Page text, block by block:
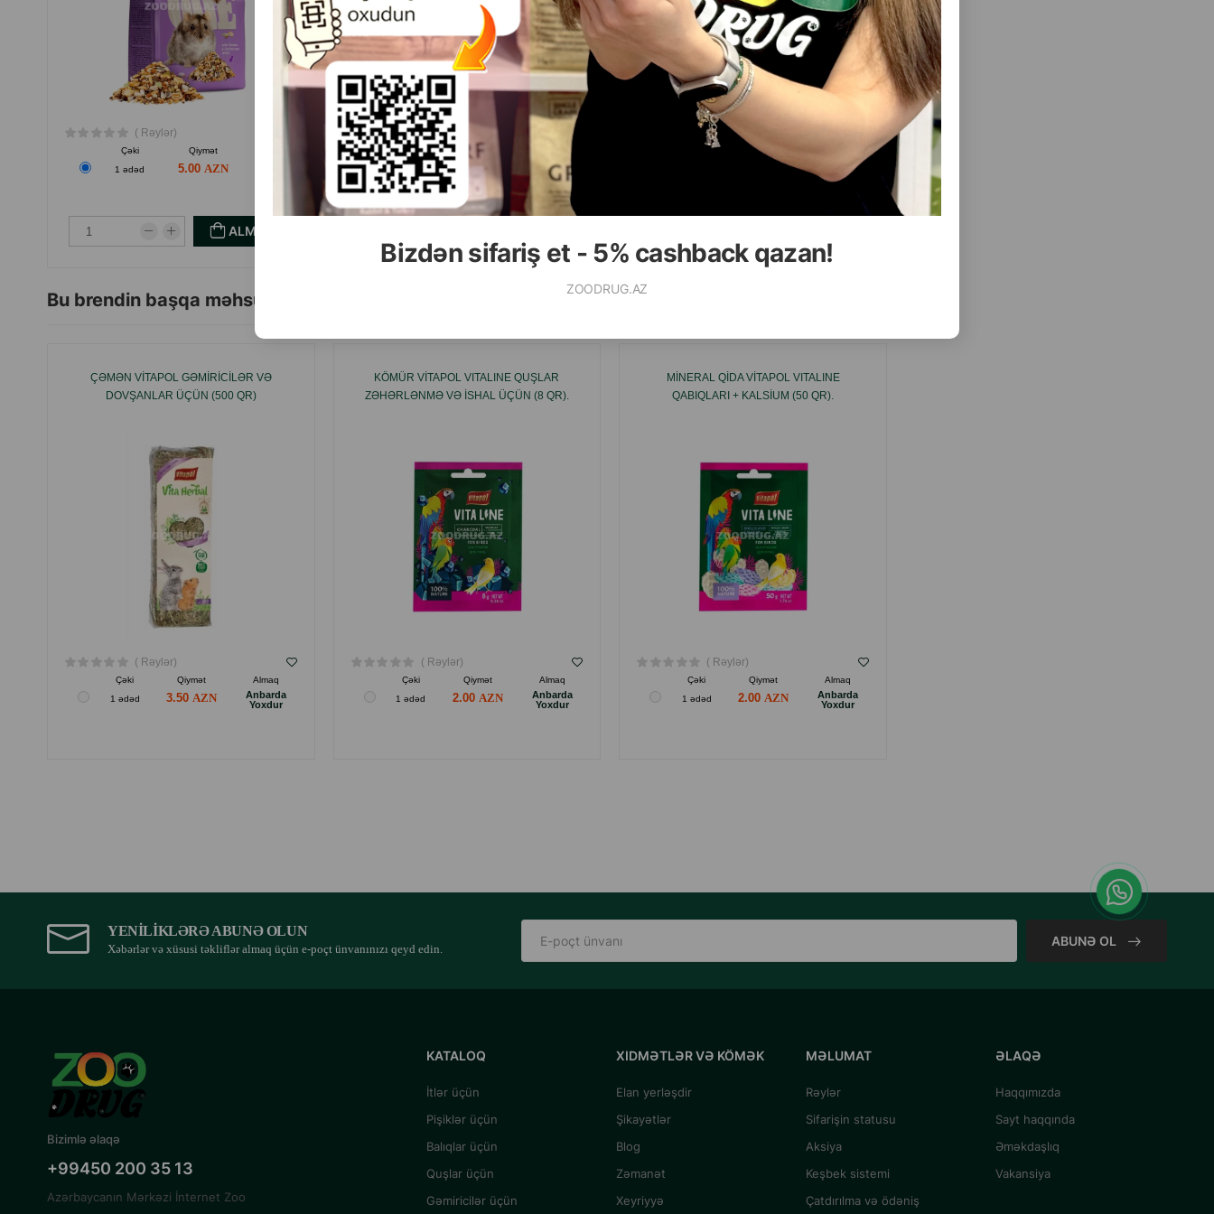
Bizdən sifariş et - 5% cashback qazan!
ZOODRUG.AZ
Gündəlik norma: heyvanın çəkisi və yaşından asılı olaraq qidanın bir hissəsi 7-15 q.
Təzə içməli suya daimi çıxışı təmin edin.
İstehsalçı: Polşa.
( Rəylər)
Çəki Qiymət
1 ədəd
5.00
ALMAQ
Bu brendin başqa məhsulları
ÇƏMƏN VİTAPOL GƏMIRICILƏR VƏ
DOVŞANLAR ÜÇÜN (500 QR)
( Rəylər)
Çəki Qiymət
Almaq
1 ədəd
3.50
Anbarda
Yoxdur
KÖMÜR VITAPOL VITALINE QUŞLAR
ZƏHƏRLƏNMƏ VƏ ISHAL ÜÇÜN (8 QR).
( Rəylər)
Çəki Qiymət
Almaq
1 ədəd
2.00
Anbarda
Yoxdur
MINERAL QIDA VITAPOL VITALINE
QABIQLARI + KALSIUM (50 QR).
( Rəylər)
Çəki Qiymət
Almaq
1 ədəd
2.00
Anbarda
Yoxdur
YENILIKLƏRƏ ABUNƏ OLUN
Xəbərlər və xüsusi təkliflər almaq üçün e-poçt ünvanınızı qeyd edin.
ABUNƏ OL
Bizimlə əlaqə
+99450 200 35 13
Azərbaycanın Mərkəzi İnternet Zoo
KATALOQ
İtlər üçün
Pişiklər üçün
Balıqlar üçün
Quşlar üçün
Gəmiricilər üçün
XIDMƏTLƏR VƏ KÖMƏK
Elan yerləşdir
Şikayətlər
Blog
Zəmanət
Xeyriyyə
MƏLUMAT
Rəylər
Sifarişin statusu
Aksiya
Keşbek sistemi
Çatdırılma və ödəniş
ƏLAQƏ
Haqqımızda
Sayt haqqında
Əməkdaşlıq
Vakansiya